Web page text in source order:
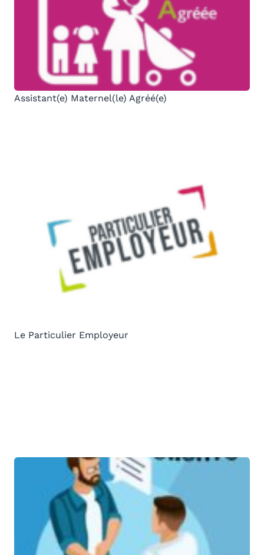
Assistant(e) Maternel(le) Agréé(e)
Le Particulier Employeur